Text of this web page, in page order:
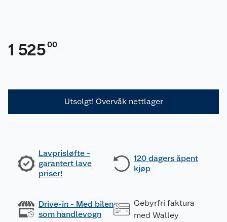
1 52500
Utsolgt! Overvåk nettlager
Lavprisløfte -
garantert lave
priser!
120 dagers åpent
kjøp
Drive-in - Med bilen
som handlevogn
Gebyrfri faktura
med Walley